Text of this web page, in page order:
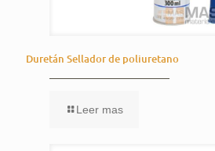
Duretán Sellador de poliuretano
Leer mas